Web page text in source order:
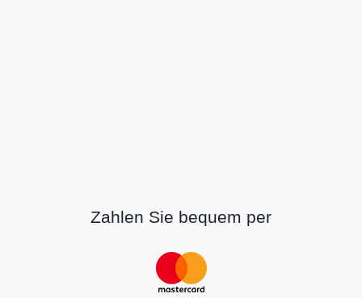
Zahlen Sie bequem per